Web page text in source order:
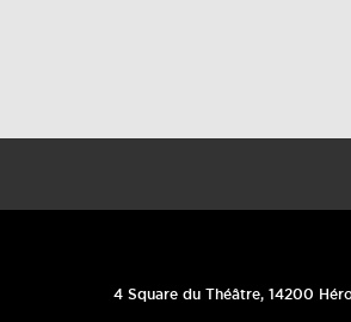
4 Square du Théâtre, 14200